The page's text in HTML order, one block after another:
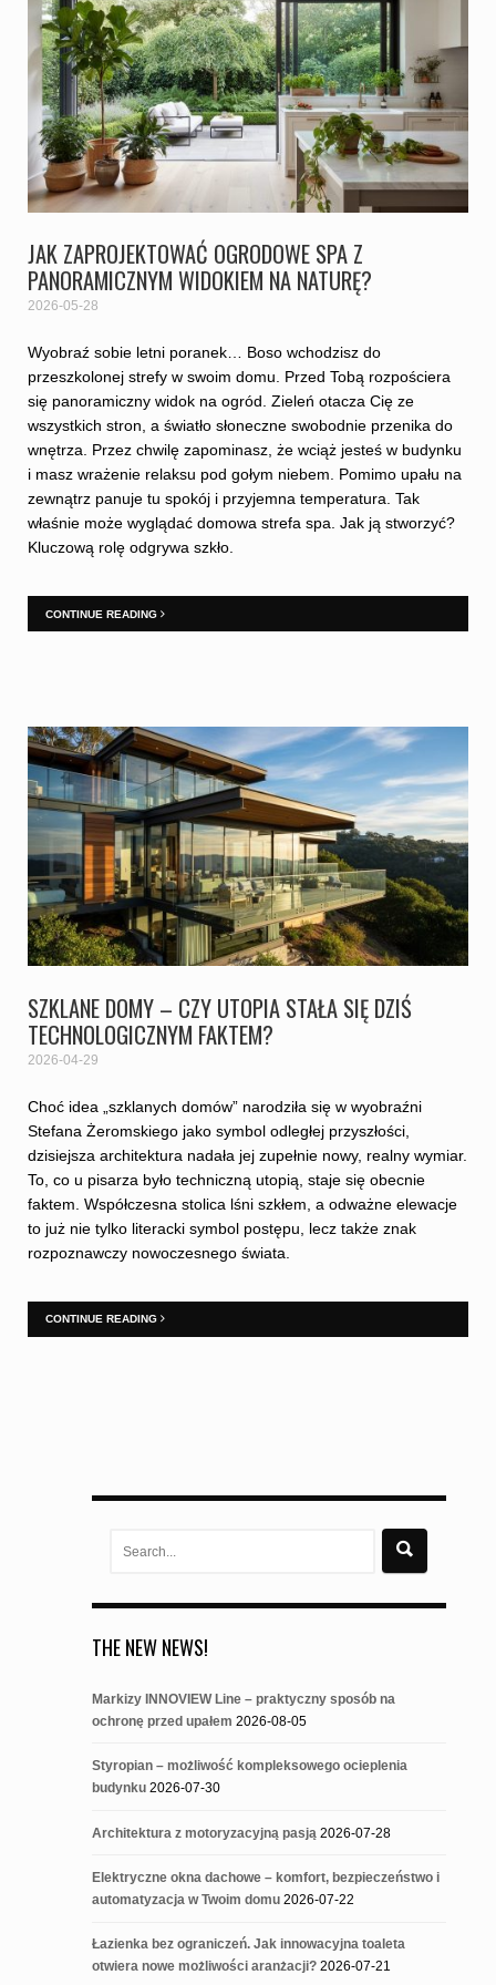
JAK ZAPROJEKTOWAĆ OGRODOWE SPA Z
PANORAMICZNYM WIDOKIEM NA NATURĘ?
2026-05-28
Wyobraź sobie letni poranek… Boso wchodzisz do
przeszkolonej strefy w swoim domu. Przed Tobą rozpościera
się panoramiczny widok na ogród. Zieleń otacza Cię ze
wszystkich stron, a światło słoneczne swobodnie przenika do
wnętrza. Przez chwilę zapominasz, że wciąż jesteś w budynku
i masz wrażenie relaksu pod gołym niebem. Pomimo upału na
zewnątrz panuje tu spokój i przyjemna temperatura. Tak
właśnie może wyglądać domowa strefa spa. Jak ją stworzyć?
Kluczową rolę odgrywa szkło.
CONTINUE READING
SZKLANE DOMY – CZY UTOPIA STAŁA SIĘ DZIŚ
TECHNOLOGICZNYM FAKTEM?
2026-04-29
Choć idea „szklanych domów” narodziła się w wyobraźni
Stefana Żeromskiego jako symbol odległej przyszłości,
dzisiejsza architektura nadała jej zupełnie nowy, realny wymiar.
To, co u pisarza było techniczną utopią, staje się obecnie
faktem. Współczesna stolica lśni szkłem, a odważne elewacje
to już nie tylko literacki symbol postępu, lecz także znak
rozpoznawczy nowoczesnego świata.
CONTINUE READING
THE NEW NEWS!
Markizy INNOVIEW Line – praktyczny sposób na
ochronę przed upałem 2026-08-05
Styropian – możliwość kompleksowego ocieplenia
budynku 2026-07-30
Architektura z motoryzacyjną pasją 2026-07-28
Elektryczne okna dachowe – komfort, bezpieczeństwo i
automatyzacja w Twoim domu 2026-07-22
Łazienka bez ograniczeń. Jak innowacyjna toaleta
otwiera nowe możliwości aranżacji? 2026-07-21